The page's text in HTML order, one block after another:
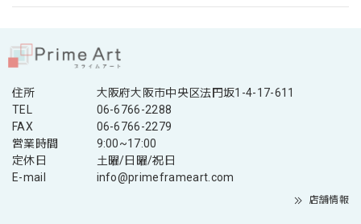
住所
大阪府大阪市中央区法円坂1-4-17-611
TEL
06-6766-2288
FAX
06-6766-2279
営業時間
9:00~17:00
定休日
土曜/日曜/祝日
E-mail
info@primeframeart.com
店舗情報